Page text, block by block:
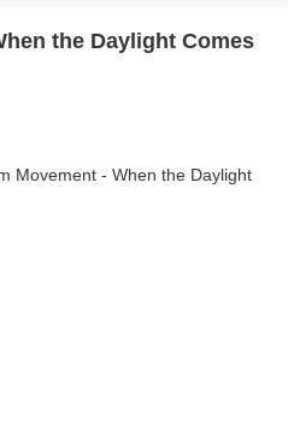
the Daylight Comes